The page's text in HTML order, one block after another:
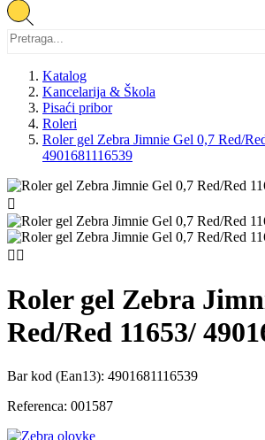
Katalog
Kancelarija & Škola
Pisaći pribor
Roleri
Roler gel Zebra Jimnie Gel 0,7 Red/
4901681116539

 
Roler gel Zebra
Red/Red 11653/
Bar kod (Ean13): 4901681116539
Referenca: 001587